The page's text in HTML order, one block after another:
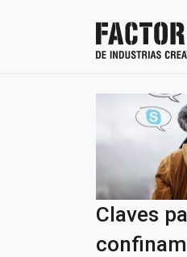
Claves